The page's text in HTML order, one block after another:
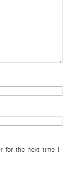
for the next time I